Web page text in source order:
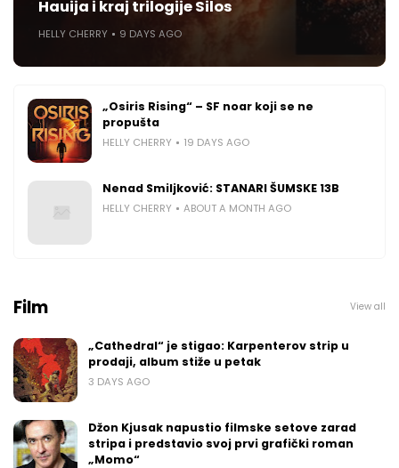
Hauija i kraj trilogije Silos
HELLY CHERRY 9 DAYS AGO
„Osiris Rising“ – SF noar koji se ne
propušta
HELLY CHERRY 19 DAYS AGO
Nenad Smiljković: STANARI ŠUMSKE 13B
HELLY CHERRY ABOUT A MONTH AGO
Film View all
„Cathedral“ je stigao: Karpenterov strip u
prodaji, album stiže u petak
3 DAYS AGO
Džon Kjusak napustio filmske setove zarad
stripa i predstavio svoj prvi grafički roman
„Momo“